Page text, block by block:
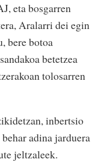
eta bosgarren
Aralarri dei egin
bere botoa
betetzea
tolosarren
inbertsio
adina jarduera
jeltzaleek.